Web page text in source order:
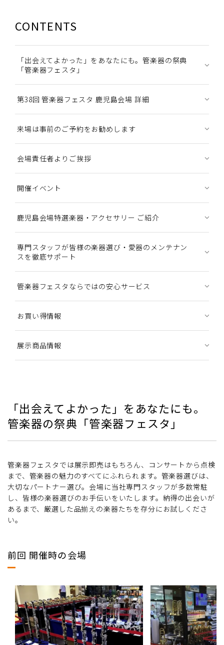
CONTENTS
「出会えてよかった」をあなたにも。管楽器の祭典
「管楽器フェスタ」
第38回 管楽器フェスタ 鹿児島会場 詳細
来場は事前のご予約をお勧めします
会場責任者よりご挨拶
開催イベント
鹿児島会場特選楽器・アクセサリー ご紹介
専門スタッフが皆様の楽器選び・愛器のメンテナン
スを徹底サポート
管楽器フェスタならではの安心サービス
お買い得情報
展示商品情報
「出会えてよかった」をあなたにも。
管楽器の祭典「管楽器フェスタ」
管楽器フェスタでは展示即売はもちろん、コンサートから点検
まで、管楽器の魅力のすべてにふれられます。管楽器選びは、
大切なパートナー選び。会場に当社専門スタッフが多数常駐
し、皆様の楽器選びのお手伝いをいたします。納得の出会いが
あるまで、厳選した品揃えの楽器たちを存分にお試しくださ
い。
前回 開催時の会場